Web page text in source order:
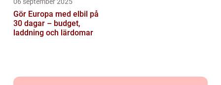
Gör Europa med elbil på
30 dagar – budget,
laddning och lärdomar